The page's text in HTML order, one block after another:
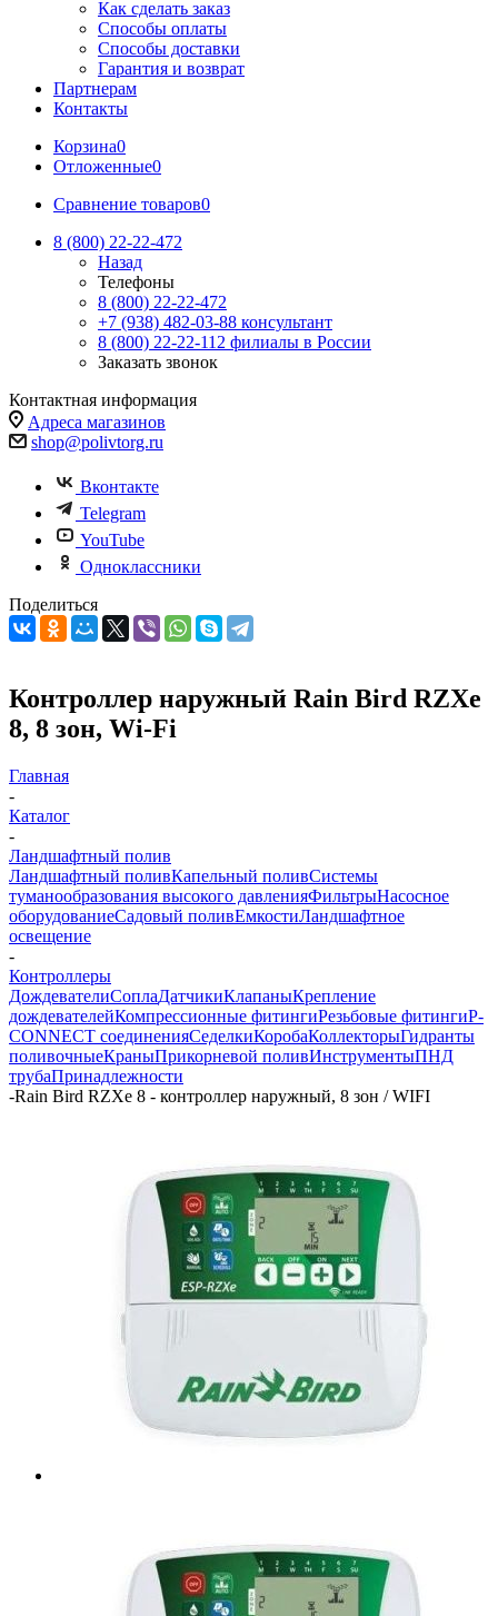
Как сделать заказ
Способы оплаты
Способы доставки
Гарантия и возврат
Партнерам
Контакты
Корзина0
Отложенные0
Сравнение товаров0
8 (800) 22-22-472
Назад
Телефоны
8 (800) 22-22-472
+7 (938) 482-03-88 консультант
8 (800) 22-22-112 филиалы в России
Заказать звонок
Контактная информация
Адреса магазинов
shop@polivtorg.ru
Вконтакте
Telegram
YouTube
Одноклассники
Поделиться
Контроллер наружный Rain Bird RZXe
8, 8 зон, Wi-Fi
Главная
-
Каталог
-
Ландшафтный полив
Ландшафтный поливКапельный поливСистемы
туманообразования высокого давленияФильтрыНасосное
оборудованиеСадовый поливЕмкостиЛандшафтное
освещение
-
Контроллеры
ДождевателиСоплаДатчикиКлапаныКрепление
дождевателейКомпрессионные фитингиРезьбовые фитингиP-
CONNECT соединенияСеделкиКоробаКоллекторыГидранты
поливочныеКраныПрикорневой поливИнструментыПНД
трубаПринадлежности
-Rain Bird RZXe 8 - контроллер наружный, 8 зон / WIFI